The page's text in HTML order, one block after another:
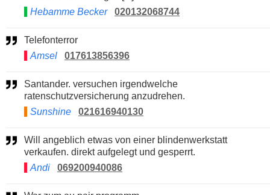
Hebamme Becker
020132068744
Telefonterror
Amsel
017613856396
Santander. versuchen irgendwelche
ratenschutzversicherung anzudrehen.
Sunshine
021616940130
Will angeblich etwas von einer blindenwerkstatt
verkaufen. direkt aufgelegt und gesperrt.
Andi
069200940086